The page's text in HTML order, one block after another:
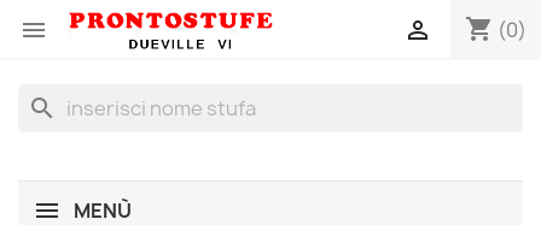
 shopping_cart (0)

search
MENÙ